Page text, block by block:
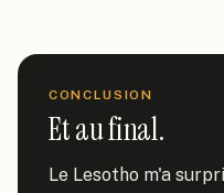
CONCLUSION
Et au final.
Le Lesotho m'a